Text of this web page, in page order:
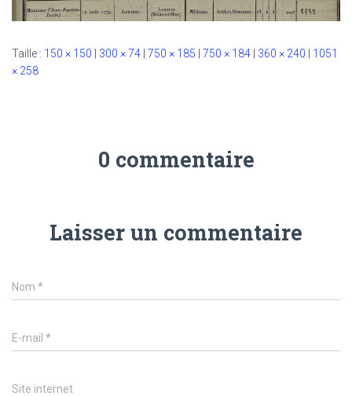
Taille : 150 × 150 300 × 74 750 × 185 750 × 184 360 × 240
1051
× 258
0 commentaire
Laisser un commentaire
Nom *
E-mail *
Site internet